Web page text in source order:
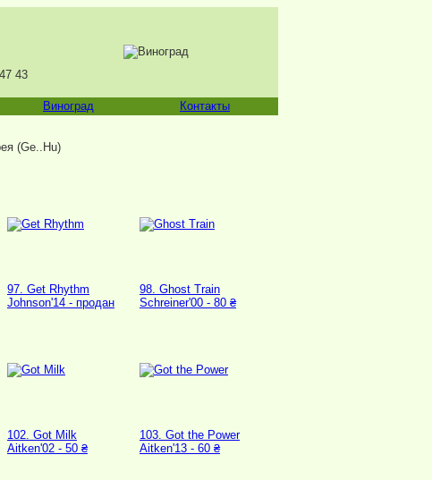
43
Виноград Контакты
(Ge..Hu)
97. Get Rhythm
Johnson'14 - продан
98. Ghost Train
Schreiner'00 - 80 ₴
102. Got Milk
Aitken'02 - 50 ₴
103. Got the Power
Aitken'13 - 60 ₴